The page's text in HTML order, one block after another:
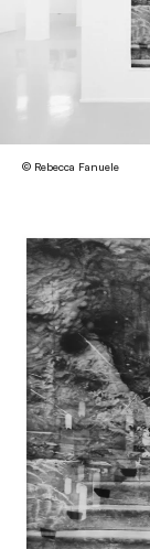
© Rebecca Fanuele